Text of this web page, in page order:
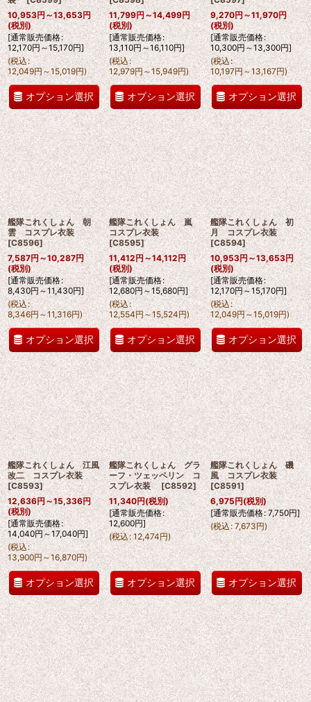
10,953円～13,653円
(税別)
[通常販売価格:
12,170円～15,170円]
(税込:
12,049円～15,019円)
オプション選択
11,799円～14,499円
(税別)
[通常販売価格:
13,110円 ～16,110円]
(税込:
12,979円～15,949円)
オプション選択
9,270円～11,970円
(税別)
[通常販売価格:
10,300円～13,300円]
(税込:
10,197円～13,167円)
オプション選択
艦隊これくしょん 朝
雲 コスプレ衣装
[C8596]
7,587円～10,287円
(税別)
[通常販売価格:
8,430円～11,430円]
(税込:
8,346円～11,316円)
オプション選択
艦隊これくしょん 嵐
コスプレ衣装
[C8595]
11,412円～14,112円
(税別)
[通常販売価格:
12,680円～15,680円]
(税込:
12,554円～15,524円)
オプション選択
艦隊これくしょん 初
月 コスプレ衣装
[C8594]
10,953円～13,653円
(税別)
[通常販売価格:
12,170円～15,170円]
(税込:
12,049円～15,019円)
オプション選択
艦隊これくしょん 江風
改二 コスプレ衣装
[C8593]
12,636円～15,336円
(税別)
[通常販売価格:
14,040円～17,040円]
(税込:
13,900円～16,870円)
オプション選択
艦隊これくしょん グラ
ーフ・ツェッペリン コ
スプレ衣装 [C8592]
11,340円(税別)
[通常販売価格:
12,600円]
(税込: 12,474円)
オプション選択
艦隊これくしょん 磯
風 コスプレ衣装
[C8591]
6,975円(税別)
[通常販売価格: 7,750円]
(税込: 7,673円)
オプション選択